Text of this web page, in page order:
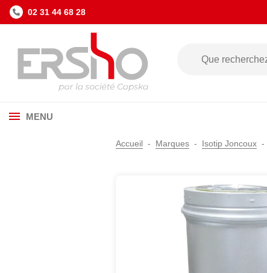
02 31 44 68 28
MENU
Accueil Marques Isotip Joncoux